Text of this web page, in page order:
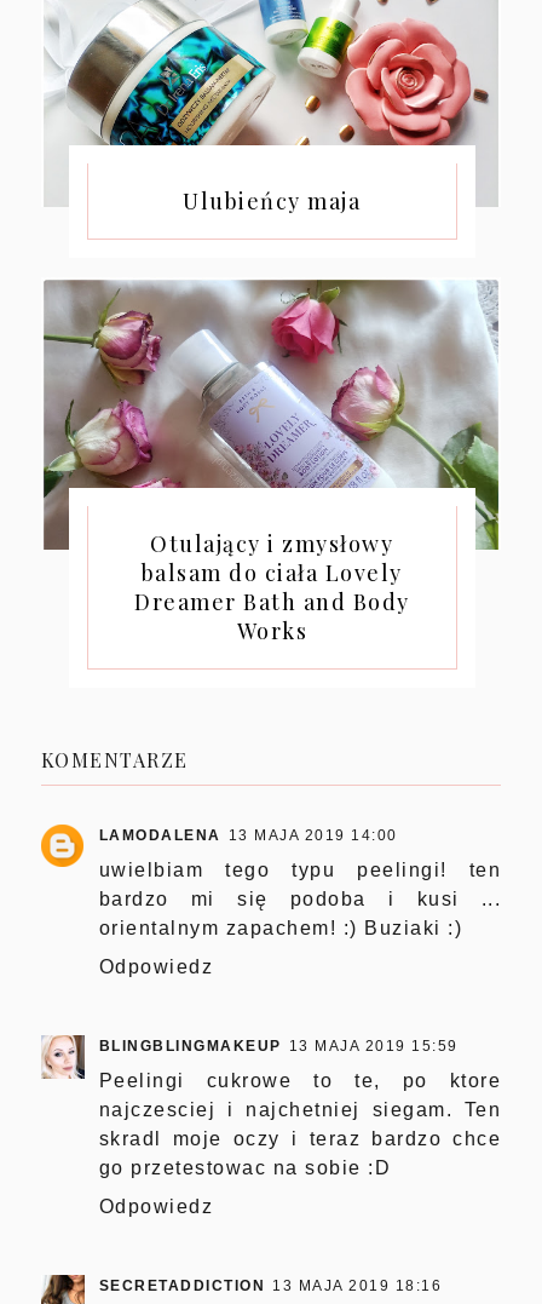
Ulubieńcy maja
Otulający i zmysłowy
balsam do ciała Lovely
Dreamer Bath and Body
Works
KOMENTARZE
LAMODALENA 13 MAJA 2019 14:00
uwielbiam tego typu peelingi! ten
bardzo mi się podoba i kusi ...
orientalnym zapachem! :) Buziaki :)
Odpowiedz
BLINGBLINGMAKEUP 13 MAJA 2019 15:59
Peelingi cukrowe to te, po ktore
najczesciej i najchetniej siegam. Ten
skradl moje oczy i teraz bardzo chce
go przetestowac na sobie :D
Odpowiedz
SECRETADDICTION 13 MAJA 2019 18:16